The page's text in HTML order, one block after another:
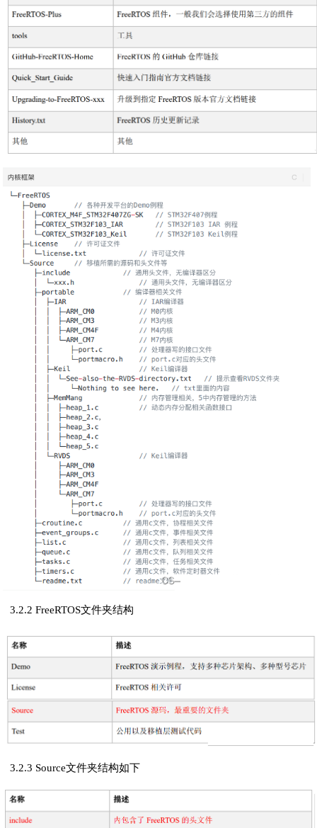
3.2.2 FreeRTOS文件夹结构
3.2.3 ​​​​​​​Source文件夹结构如下